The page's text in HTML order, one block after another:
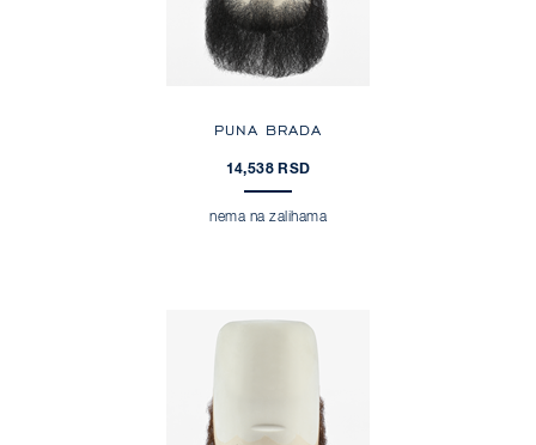
PUNA BRADA
14,538 RSD
nema na zalihama